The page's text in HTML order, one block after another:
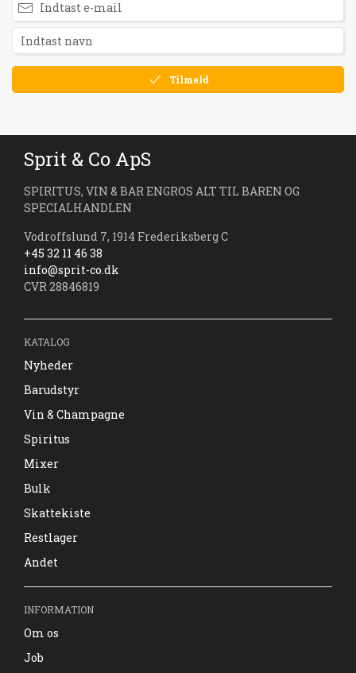
Tilmeld
Sprit & Co ApS
SPIRITUS, VIN & BAR ENGROS ALT TIL BAREN OG
SPECIALHANDLEN
Vodroffslund 7, 1914 Frederiksberg C
+45 32 11 46 38
info@sprit-co.dk
CVR 28846819
KATALOG
Nyheder
Barudstyr
Vin & Champagne
Spiritus
Mixer
Bulk
Skattekiste
Restlager
Andet
INFORMATION
Om os
Job